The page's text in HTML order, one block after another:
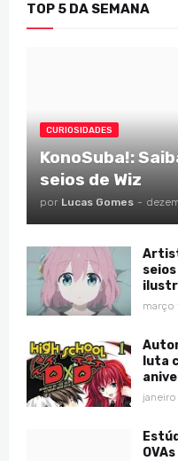
TOP 5 DA SEMANA
CURIOSIDADES
KonoSuba!:
seios de Wiz
por Lucas Gomes -
março
luta